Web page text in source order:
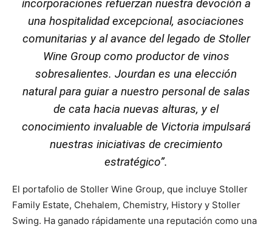
incorporaciones refuerzan nuestra devoción a
una hospitalidad excepcional, asociaciones
comunitarias y al avance del legado de Stoller
Wine Group como productor de vinos
sobresalientes. Jourdan es una elección
natural para guiar a nuestro personal de salas
de cata hacia nuevas alturas, y el
conocimiento invaluable de Victoria impulsará
nuestras iniciativas de crecimiento
estratégico”.
El portafolio de Stoller Wine Group, que incluye Stoller
Family Estate, Chehalem, Chemistry, History y Stoller
Swing. Ha ganado rápidamente una reputación como una